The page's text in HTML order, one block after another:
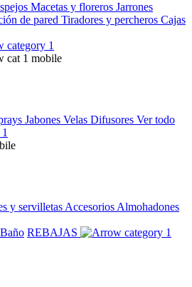
Macetas y floreros Jarrones
de pared Tiradores y percheros Cajas
Jabones Velas Difusores Ver todo
y servilletas Accesorios Almohadones
Baño REBAJAS